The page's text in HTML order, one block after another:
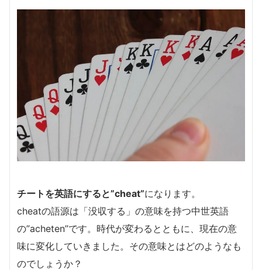
チートを英語にすると”cheat”になります。
cheatの語源は「没収する」の意味を持つ中世英語
の”acheten”です。時代が変わるとともに、現在の意
味に変化していきました。その意味とはどのようなも
のでしょうか？